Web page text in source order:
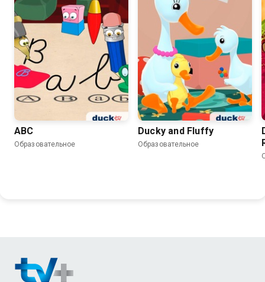
ABC
Образовательное
Ducky and Fluffy
Образовательное